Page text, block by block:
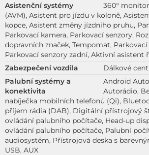
Asistenční systémy
360°
(AVM), Asistent pro jízdu v koloně,
kopce, Asistent změny jízdního pruhu,
Parkovací kamera, Parkovací senzory,
dopravních značek, Tempomat,
Parkovací senzory zadní, Aktivní asistent
Zabezpečení vozdila
Dálkové
Palubní systémy a
konektivita
Android
Autorádio,
nabíječka mobilních telefonů (Qi),
příjem rádia (DAB), Digitální přístrojový
ovládání palubního počítače, Head-up
ovládání palubního počítače, Palubní
audiosystém, Přístrojová deska s
USB, AUX